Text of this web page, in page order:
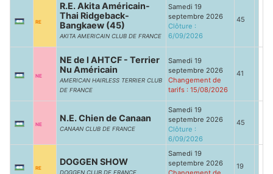
RE
R.E. Akita Américain-
Thai Ridgeback-
Bangkaew (45)
AKITA AMERICAIN CLUB DE FRANCE
Samedi 19
septembre 2026
Clôture :
6/09/2026
45
NE
NE de l AHTCF - Terrier
Nu Américain
AMERICAN HAIRLESS TERRIER CLUB
DE FRANCE
Samedi 19
septembre 2026
Changement de
tarifs : 15/08/2026
41
NE
N.E. Chien de Canaan
CANAAN CLUB DE FRANCE
Samedi 19
septembre 2026
Clôture :
6/09/2026
45
RE
DOGGEN SHOW
DOGGEN CLUB DE FRANCE
Samedi 19
septembre 2026
19